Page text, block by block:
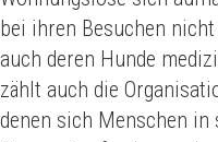
bei ihren Besuchen
auch deren Hunde
zählt auch die
denen sich Menschen in